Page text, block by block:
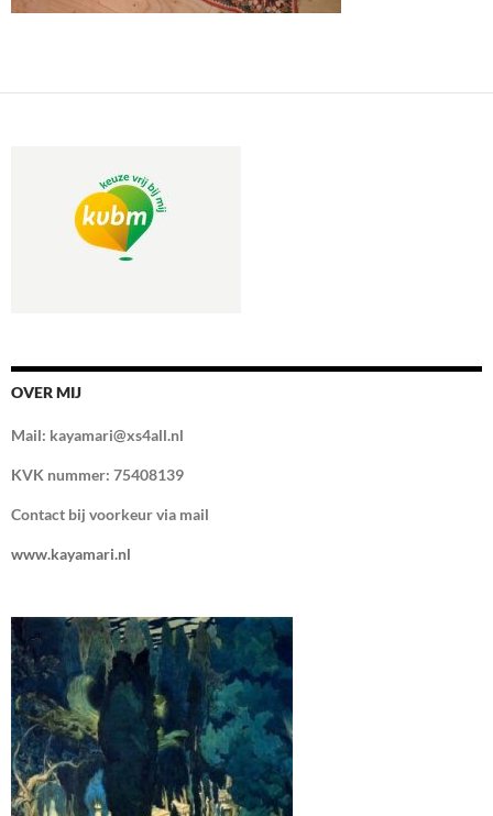
OVER MIJ
Mail: kayamari@xs4all.nl
KVK nummer: 75408139
Contact bij voorkeur via mail
www.kayamari.nl